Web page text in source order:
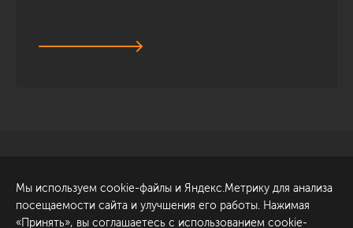
Обсудить проект
ул. Академика Павлова, 6
к1
Мы используем cookie-файлы и Яндекс.Метрику для анализа
посещаемости сайта и улучшения его работы. Нажимая
«Принять», вы соглашаетесь с использованием cookie-